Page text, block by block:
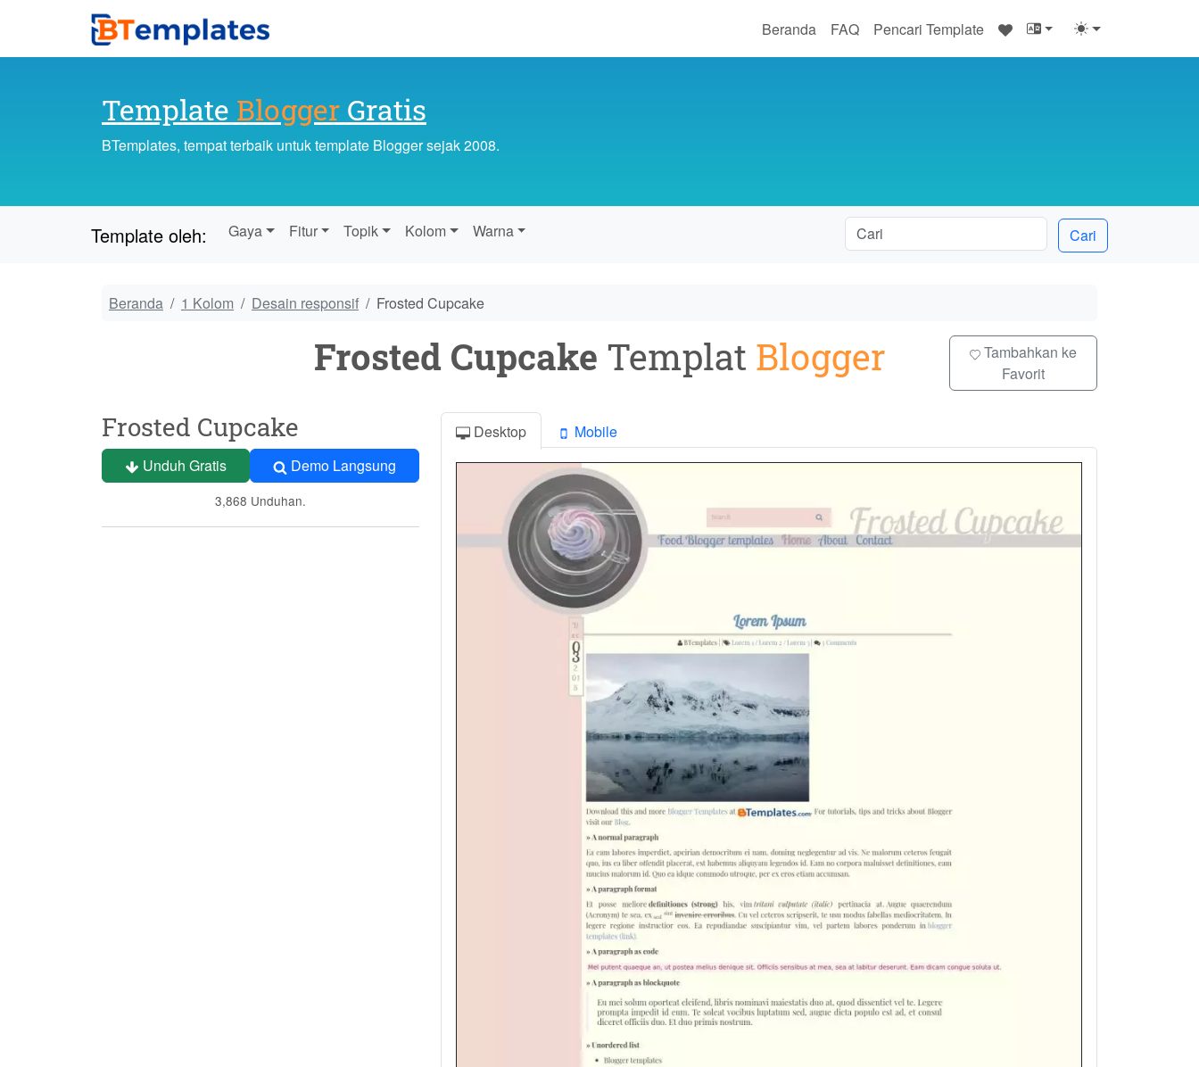
Beranda FAQ Pencari Template ♥
Template Blogger Gratis
BTemplates, tempat terbaik untuk template Blogger sejak 2008.
Template oleh: Gaya Fitur Topik Kolom Warna Cari
Beranda 1 Kolom Desain responsif Frosted Cupcake
Frosted Cupcake Templat Blogger
Tambahkan ke
Favorit
Frosted Cupcake
Unduh Gratis Demo Langsung
3,868 Unduhan.
Desktop Mobile